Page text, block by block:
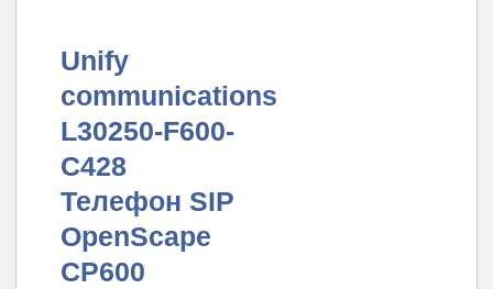
Unify
communications
L30250-F600-
C428
Телефон SIP
OpenScape
CP600